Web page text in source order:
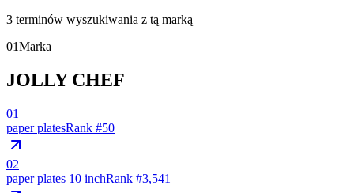
3 terminów wyszukiwania z tą marką
01Marka
JOLLY CHEF
01
paper platesRank #50
02
paper plates 10 inchRank #3,541